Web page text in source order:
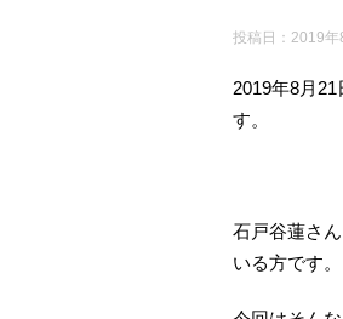
投稿日：2019年
2019年8月
す。
石戸谷蓮さ
いる方です。